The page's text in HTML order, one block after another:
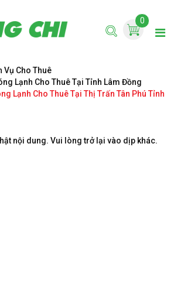
0
Vụ Cho Thuê
Lạnh Cho Thuê Tại Tỉnh Lâm Đồng
Lạnh Cho Thuê Tại Thị Trấn Tân Phú Tỉnh
nội dung. Vui lòng trở lại vào dịp khác.